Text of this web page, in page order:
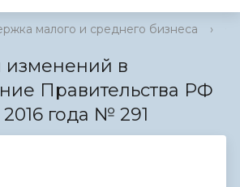
малого и среднего бизнеса ›
изменений в
Правительства РФ
года № 291